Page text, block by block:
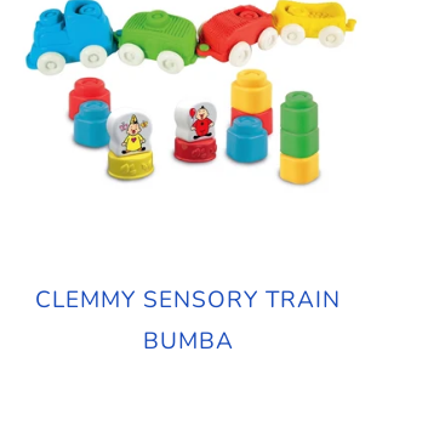
CLEMMY SENSORY TRAIN
BUMBA